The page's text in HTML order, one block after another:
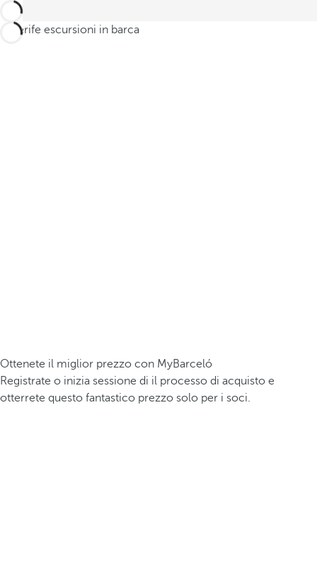
Tenerife escursioni in barca
Ottenete il miglior prezzo con MyBarceló
Registrate o inizia sessione di il processo di acquisto e
otterrete questo fantastico prezzo solo per i soci.